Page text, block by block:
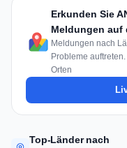
Erkunden Sie
Meldungen auf
Meldungen nach
Probleme
Orten
Top-Länder nach